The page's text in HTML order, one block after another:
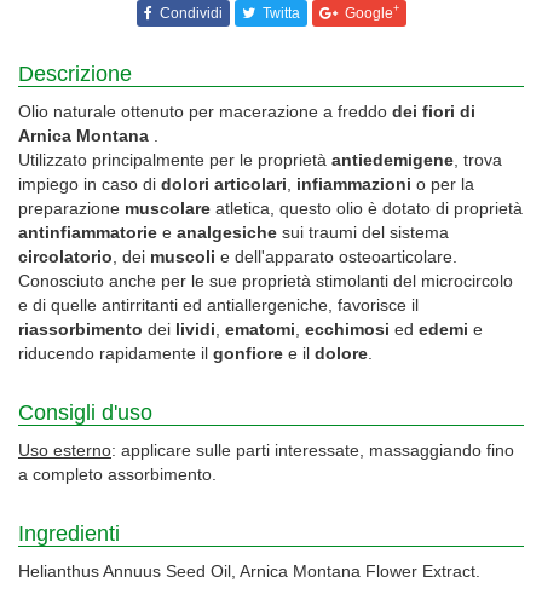
Condividi Twitta Google+
Descrizione
Olio naturale ottenuto per macerazione a freddo dei fiori di
Arnica Montana
Utilizzato principalmente per le proprietà antiedemigene , trova
impiego in caso di dolori articolari infiammazioni o per la
preparazione muscolare atletica, questo olio è dotato di proprietà
antinfiammatorie e analgesiche sui traumi del sistema
circolatorio , dei muscoli e dell'apparato osteoarticolare.
Conosciuto anche per le sue proprietà stimolanti del microcircolo
e di quelle antirritanti ed antiallergeniche, favorisce il
riassorbimento dei lividi ematomi ecchimosi ed edemi e
riducendo rapidamente il gonfiore e il dolore
Consigli d'uso
Uso esterno: applicare sulle parti interessate, massaggiando fino
a completo assorbimento.
Ingredienti
Helianthus Annuus Seed Oil, Arnica Montana Flower Extract.